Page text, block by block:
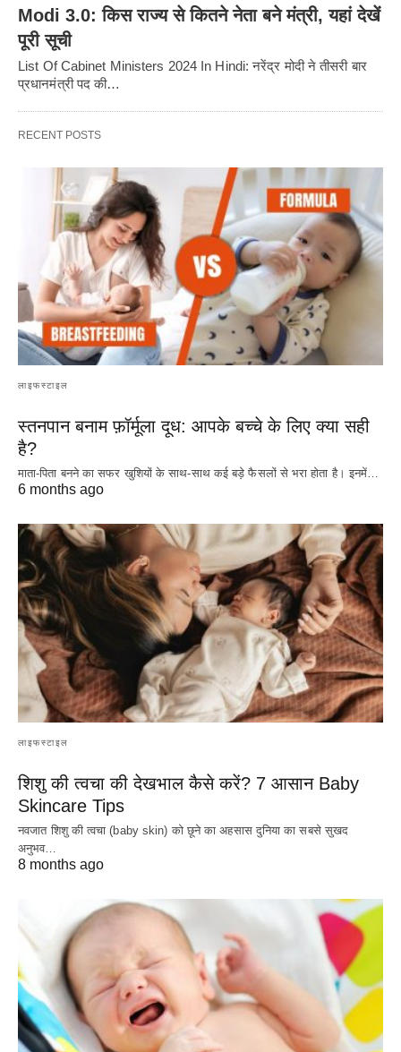
Modi 3.0: किस राज्य से कितने नेता बने मंत्री, यहां देखें
पूरी सूची
List Of Cabinet Ministers 2024 In Hindi: नरेंद्र मोदी ने तीसरी बार
प्रधानमंत्री पद की…
RECENT POSTS
लाइफस्टाइल
स्तनपान बनाम फ़ॉर्मूला दूध: आपके बच्चे के लिए क्या सही
है?
माता-पिता बनने का सफर खुशियों के साथ-साथ कई बड़े फैसलों से भरा होता है। इनमें…
6 months ago
लाइफस्टाइल
शिशु की त्वचा की देखभाल कैसे करें? 7 आसान Baby
Skincare Tips
नवजात शिशु की त्वचा (baby skin) को छूने का अहसास दुनिया का सबसे सुखद
अनुभव…
8 months ago